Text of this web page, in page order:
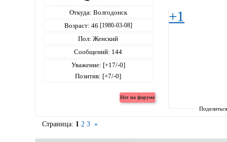
Откуда: Волгодонск
Возраст: 46 [1980-03-08]
Пол: Женский
Сообщений: 144
Уважение: [+17/-0]
Позитив: [+7/-0]
+1
Страница: 1 2 3 »